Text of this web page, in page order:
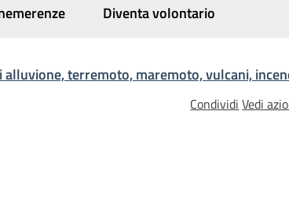
Diventa volontario
alluvione, terremoto, maremoto, vulcani,
Condividi Vedi